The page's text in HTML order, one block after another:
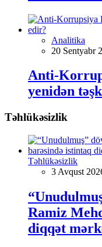
Analitika
20 Sentyabr
Anti-
yenidən
Təhlükəsizlik
Təhlükəsizlik
3 Avqust
Ramiz
diqqət